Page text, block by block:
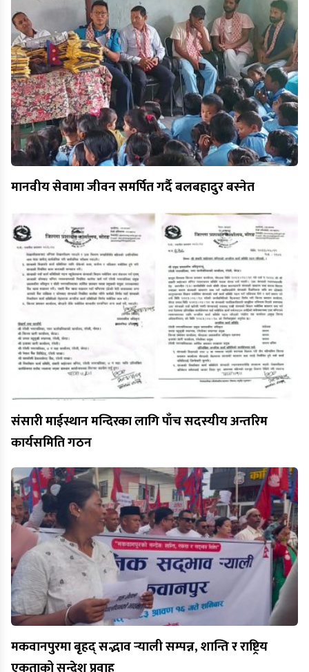
मानवीय सेवामा जीवन समर्पित गर्दै बलबहादुर बस्नेत
संसारी माईस्थान मन्दिरका लागि पाँच सदस्यीय अन्तरिम
कार्यसमिति गठन
मकवानपुरमा बृहद् सद्भाव र्‍याली सम्पन्न, शान्ति र राष्ट्रिय